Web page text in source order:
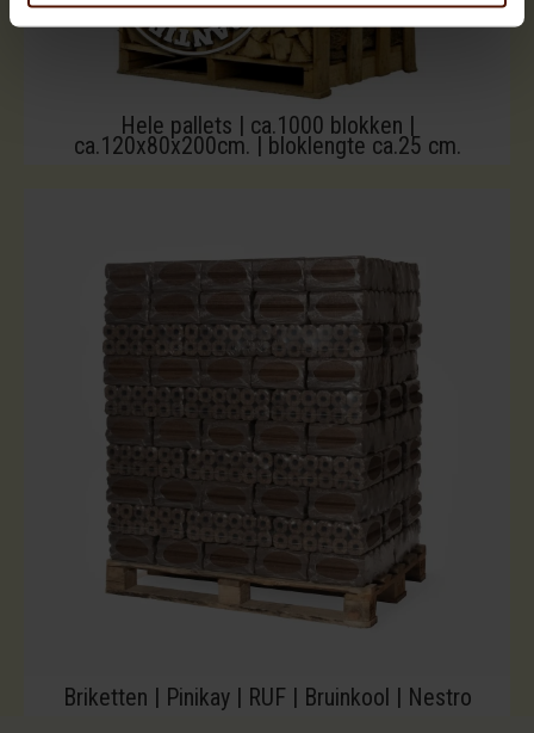
Hele pallets | ca.1000 blokken |
ca.120x80x200cm. | bloklengte ca.25 cm.
Briketten | Pinikay | RUF | Bruinkool | Nestro